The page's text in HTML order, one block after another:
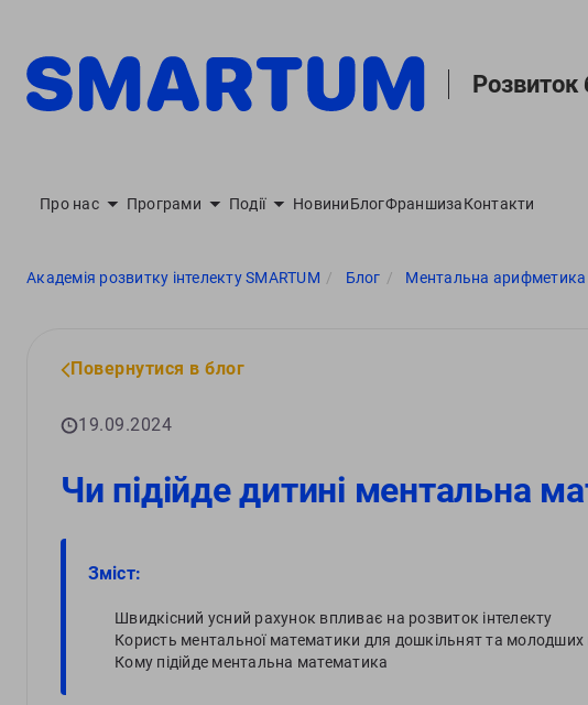
Про нас Програми Події НовиниБлогФраншизаКонтакти
Академія розвитку інтелекту SMARTUM Блог Ментальна арифметика
Повернутися в блог
19.09.2024
Чи підійде дитині ментальна
Зміст:
Швидкісний усний рахунок впливає на розвиток інтелекту
Користь ментальної математики для дошкільнят та молодших
Кому підійде ментальна математика